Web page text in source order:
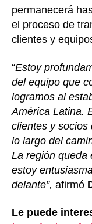
permanecerá
el proceso de
clientes y
“Estoy
del equipo que
logramos al
América Latina.
clientes y socios
lo largo del
La región queda
estoy
delante”, afirmó
Le puede